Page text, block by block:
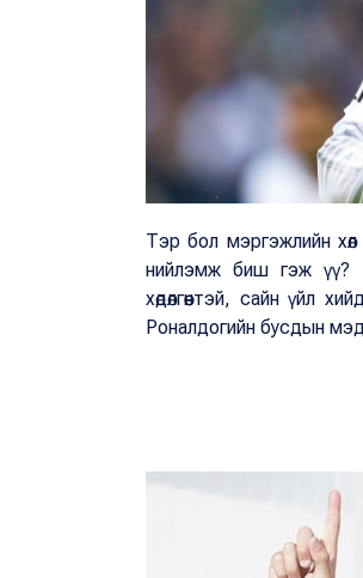
Тэр бол мэргэжлийн хөл
нийлэмж биш гэж үү?
хөдөлгөөнтэй, сайн үйл
Роналдогийн бусдын